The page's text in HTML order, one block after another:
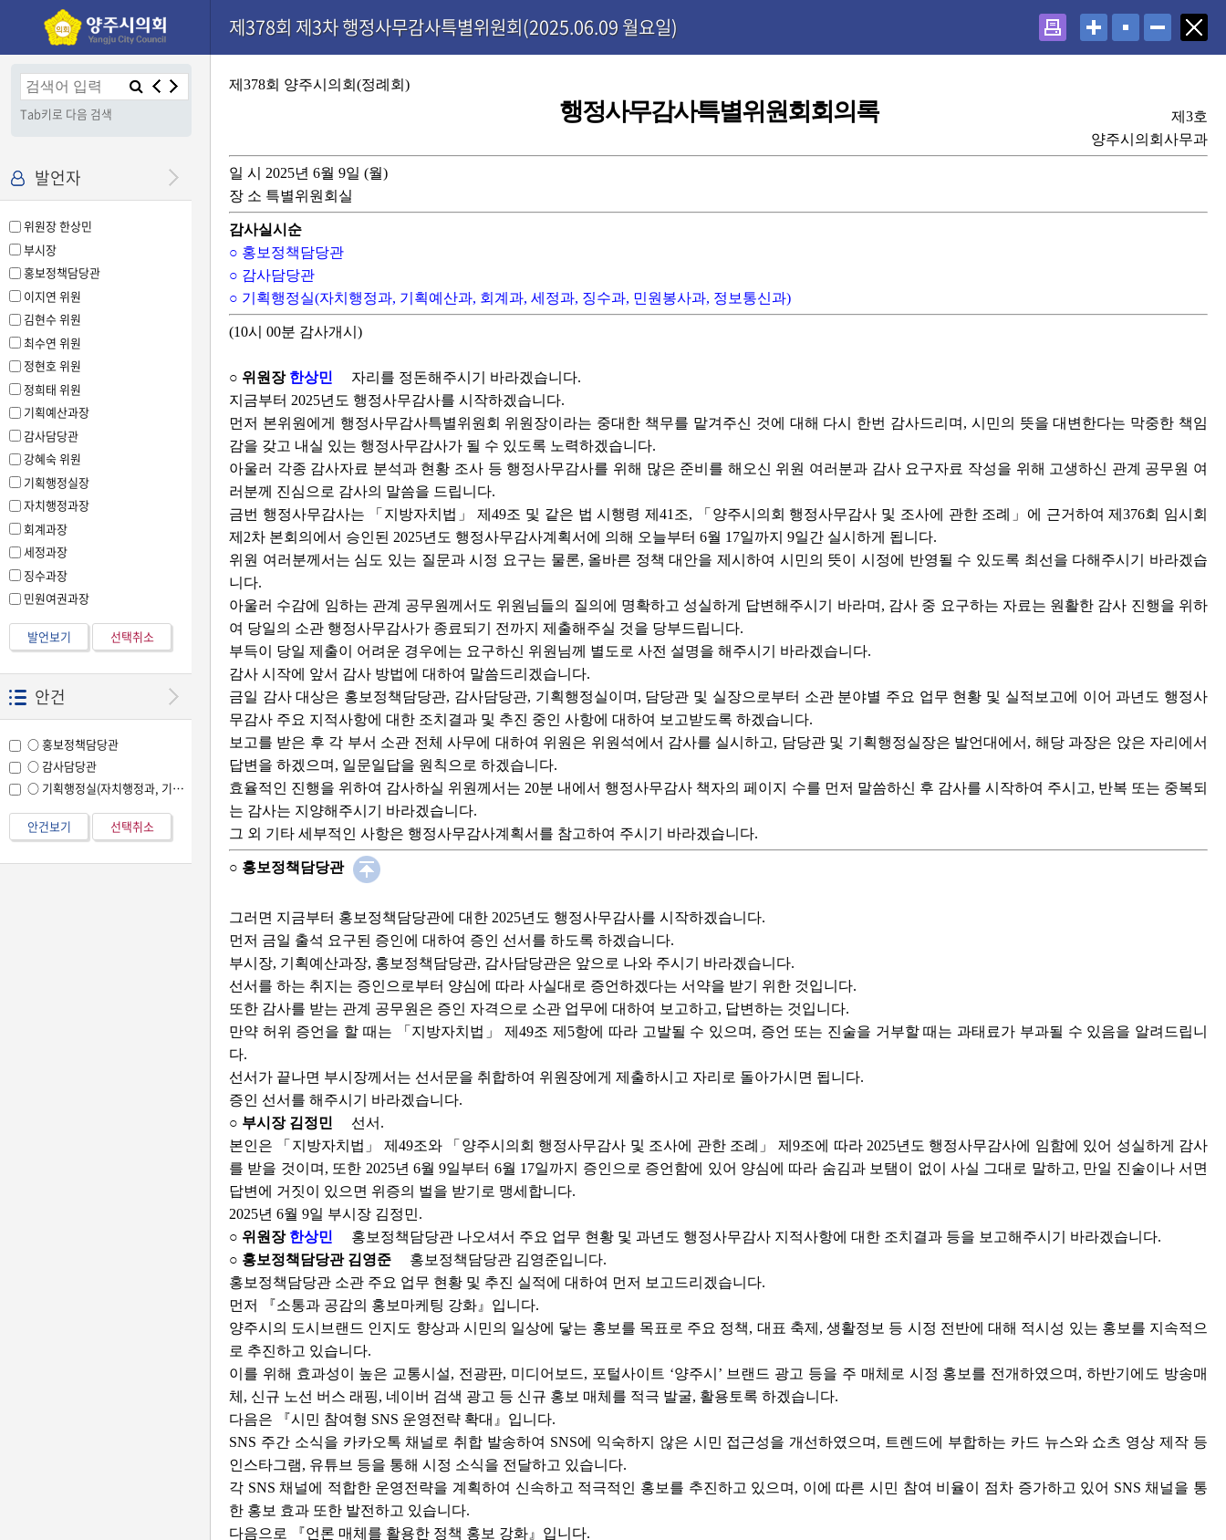
본문으로 바로가기
기능메뉴 메뉴 바로가기
설정메뉴 메뉴 바로가기
제378회 제3차 행정사무감사특별위원회(2025.06.09 월요일)
Tab키로 다음 검색
발언자
위원장 한상민
부시장
홍보정책담당관
이지연 위원
김현수 위원
최수연 위원
정현호 위원
정희태 위원
기획예산과장
감사담당관
강혜숙 위원
기획행정실장
자치행정과장
회계과장
세정과장
징수과장
민원여권과장
발언보기 선택취소
안건
○ 홍보정책담당관
○ 감사담당관
○ 기획행정실(자치행정과, 기획예산과, 회계과, 세정과, 징수과, 민원봉사과, 정보통신과)
안건보기 선택취소
제378회 양주시의회(정례회)
행정사무감사특별위원회회의록
제3호
양주시의회사무과
일 시 2025년 6월 9일 (월)
장 소 특별위원회실
감사실시순
○ 홍보정책담당관
○ 감사담당관
○ 기획행정실(자치행정과, 기획예산과, 회계과, 세정과, 징수과, 민원봉사과, 정보통신과)
(10시 00분 감사개시)
○ 위원장 한상민
자리를 정돈해주시기 바라겠습니다.
지금부터 2025년도 행정사무감사를 시작하겠습니다.
먼저 본위원에게 행정사무감사특별위원회 위원장이라는 중대한 책무를 맡겨주신 것에 대해 다시 한번 감사드리며, 시민의 뜻을 대변한다는 막중한 책임
감을 갖고 내실 있는 행정사무감사가 될 수 있도록 노력하겠습니다.
아울러 각종 감사자료 분석과 현황 조사 등 행정사무감사를 위해 많은 준비를 해오신 위원 여러분과 감사 요구자료 작성을 위해 고생하신 관계 공무원 여
러분께 진심으로 감사의 말씀을 드립니다.
금번 행정사무감사는 「지방자치법」 제49조 및 같은 법 시행령 제41조, 「양주시의회 행정사무감사 및 조사에 관한 조례」에 근거하여 제376회 임시회
제2차 본회의에서 승인된 2025년도 행정사무감사계획서에 의해 오늘부터 6월 17일까지 9일간 실시하게 됩니다.
위원 여러분께서는 심도 있는 질문과 시정 요구는 물론, 올바른 정책 대안을 제시하여 시민의 뜻이 시정에 반영될 수 있도록 최선을 다해주시기 바라겠습
니다.
아울러 수감에 임하는 관계 공무원께서도 위원님들의 질의에 명확하고 성실하게 답변해주시기 바라며, 감사 중 요구하는 자료는 원활한 감사 진행을 위하
여 당일의 소관 행정사무감사가 종료되기 전까지 제출해주실 것을 당부드립니다.
부득이 당일 제출이 어려운 경우에는 요구하신 위원님께 별도로 사전 설명을 해주시기 바라겠습니다.
감사 시작에 앞서 감사 방법에 대하여 말씀드리겠습니다.
금일 감사 대상은 홍보정책담당관, 감사담당관, 기획행정실이며, 담당관 및 실장으로부터 소관 분야별 주요 업무 현황 및 실적보고에 이어 과년도 행정사
무감사 주요 지적사항에 대한 조치결과 및 추진 중인 사항에 대하여 보고받도록 하겠습니다.
보고를 받은 후 각 부서 소관 전체 사무에 대하여 위원은 위원석에서 감사를 실시하고, 담당관 및 기획행정실장은 발언대에서, 해당 과장은 앉은 자리에서
답변을 하겠으며, 일문일답을 원칙으로 하겠습니다.
효율적인 진행을 위하여 감사하실 위원께서는 20분 내에서 행정사무감사 책자의 페이지 수를 먼저 말씀하신 후 감사를 시작하여 주시고, 반복 또는 중복되
는 감사는 지양해주시기 바라겠습니다.
그 외 기타 세부적인 사항은 행정사무감사계획서를 참고하여 주시기 바라겠습니다.
○ 홍보정책담당관
그러면 지금부터 홍보정책담당관에 대한 2025년도 행정사무감사를 시작하겠습니다.
먼저 금일 출석 요구된 증인에 대하여 증인 선서를 하도록 하겠습니다.
부시장, 기획예산과장, 홍보정책담당관, 감사담당관은 앞으로 나와 주시기 바라겠습니다.
선서를 하는 취지는 증인으로부터 양심에 따라 사실대로 증언하겠다는 서약을 받기 위한 것입니다.
또한 감사를 받는 관계 공무원은 증인 자격으로 소관 업무에 대하여 보고하고, 답변하는 것입니다.
만약 허위 증언을 할 때는 「지방자치법」 제49조 제5항에 따라 고발될 수 있으며, 증언 또는 진술을 거부할 때는 과태료가 부과될 수 있음을 알려드립니
다.
선서가 끝나면 부시장께서는 선서문을 취합하여 위원장에게 제출하시고 자리로 돌아가시면 됩니다.
증인 선서를 해주시기 바라겠습니다.
○ 부시장 김정민
선서.
본인은 「지방자치법」 제49조와 「양주시의회 행정사무감사 및 조사에 관한 조례」 제9조에 따라 2025년도 행정사무감사에 임함에 있어 성실하게 감사
를 받을 것이며, 또한 2025년 6월 9일부터 6월 17일까지 증인으로 증언함에 있어 양심에 따라 숨김과 보탬이 없이 사실 그대로 말하고, 만일 진술이나 서면
답변에 거짓이 있으면 위증의 벌을 받기로 맹세합니다.
2025년 6월 9일 부시장 김정민.
○ 위원장 한상민
홍보정책담당관 나오셔서 주요 업무 현황 및 과년도 행정사무감사 지적사항에 대한 조치결과 등을 보고해주시기 바라겠습니다.
○ 홍보정책담당관 김영준
홍보정책담당관 김영준입니다.
홍보정책담당관 소관 주요 업무 현황 및 추진 실적에 대하여 먼저 보고드리겠습니다.
먼저 『소통과 공감의 홍보마케팅 강화』입니다.
양주시의 도시브랜드 인지도 향상과 시민의 일상에 닿는 홍보를 목표로 주요 정책, 대표 축제, 생활정보 등 시정 전반에 대해 적시성 있는 홍보를 지속적으
로 추진하고 있습니다.
이를 위해 효과성이 높은 교통시설, 전광판, 미디어보드, 포털사이트 ‘양주시’ 브랜드 광고 등을 주 매체로 시정 홍보를 전개하였으며, 하반기에도 방송매
체, 신규 노선 버스 래핑, 네이버 검색 광고 등 신규 홍보 매체를 적극 발굴, 활용토록 하겠습니다.
다음은 『시민 참여형 SNS 운영전략 확대』입니다.
SNS 주간 소식을 카카오톡 채널로 취합 발송하여 SNS에 익숙하지 않은 시민 접근성을 개선하였으며, 트렌드에 부합하는 카드 뉴스와 쇼츠 영상 제작 등
인스타그램, 유튜브 등을 통해 시정 소식을 전달하고 있습니다.
각 SNS 채널에 적합한 운영전략을 계획하여 신속하고 적극적인 홍보를 추진하고 있으며, 이에 따른 시민 참여 비율이 점차 증가하고 있어 SNS 채널을 통
한 홍보 효과 또한 발전하고 있습니다.
다음으로 『언론 매체를 활용한 정책 홍보 강화』입니다.